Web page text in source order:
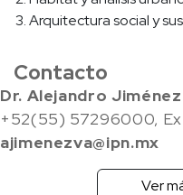
Arquitectura social y
Contacto
Dr. Alejandro
+52(55) 57296000,
ajimenezva@ipn.mx
Ver